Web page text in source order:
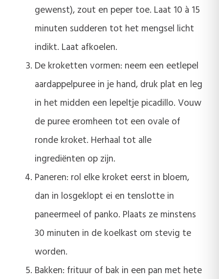
gewenst), zout en peper toe. Laat 10 à 15
minuten sudderen tot het mengsel licht
indikt. Laat afkoelen.
De kroketten vormen: neem een eetlepel
aardappelpuree in je hand, druk plat en leg
in het midden een lepeltje picadillo. Vouw
de puree eromheen tot een ovale of
ronde kroket. Herhaal tot alle
ingrediënten op zijn.
Paneren: rol elke kroket eerst in bloem,
dan in losgeklopt ei en tenslotte in
paneermeel of panko. Plaats ze minstens
30 minuten in de koelkast om stevig te
worden.
Bakken: frituur of bak in een pan met hete